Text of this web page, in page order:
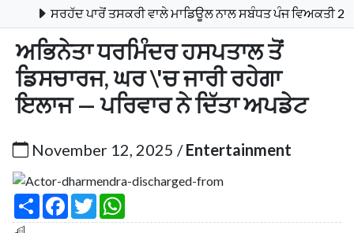
ਸਰਹੱਦ ਪਾਰੋਂ ਤਸਕਰੀ ਵਾਲੇ ਮਾਡਿਊਲ ਨਾਲ ਸਬੰਧਤ ਪੰਜ ਵਿਅਕਤੀ
ਅਭਿਨੇਤਾ ਧਰਮਿੰਦਰ ਹਸਪਤਾਲ ਤੋਂ
ਡਿਸਚਾਰਜ, ਘਰ \'ਚ ਜਾਰੀ ਰਹੇਗਾ
ਇਲਾਜ — ਪਰਿਵਾਰ ਨੇ ਦਿੱਤਾ ਅਪਡੇਟ
November 12, 2025 /Entertainment
S
a
F
c
T
w
i
a